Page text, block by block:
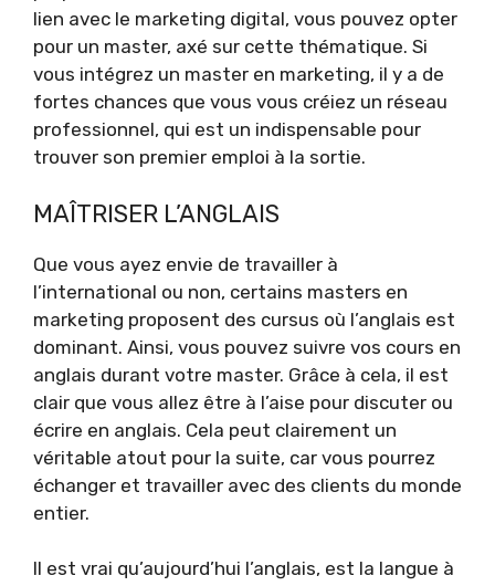
lien avec le marketing digital, vous pouvez opter
pour un master, axé sur cette thématique. Si
vous intégrez un master en marketing, il y a de
fortes chances que vous vous créiez un réseau
professionnel, qui est un indispensable pour
trouver son premier emploi à la sortie.
MAÎTRISER L’ANGLAIS
Que vous ayez envie de travailler à
l’international ou non, certains masters en
marketing proposent des cursus où l’anglais est
dominant. Ainsi, vous pouvez suivre vos cours en
anglais durant votre master. Grâce à cela, il est
clair que vous allez être à l’aise pour discuter ou
écrire en anglais. Cela peut clairement un
véritable atout pour la suite, car vous pourrez
échanger et travailler avec des clients du monde
entier.
Il est vrai qu’aujourd’hui l’anglais, est la langue à